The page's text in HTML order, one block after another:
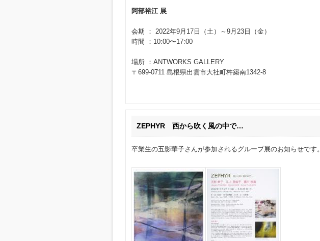
阿部裕江 展
会期 ： 2022年9月17日（土）～9月23日（金）
時間 ：10:00〜17:00
場所 ：ANTWORKS GALLERY
〒699-0711 島根県出雲市大社町杵築南1342-8
ZEPHYR 西から吹く風の中で…
卒業生の五影華子さんが参加されるグループ展のお知らせです。